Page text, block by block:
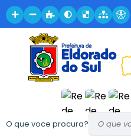
O que voce procura?